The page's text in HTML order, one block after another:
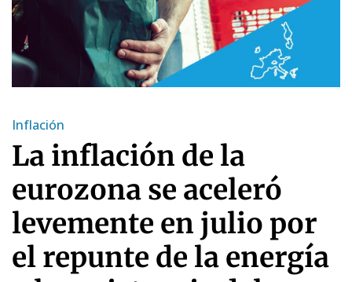
Inflación
La inflación de la
eurozona se aceleró
levemente en julio por
el repunte de la energía